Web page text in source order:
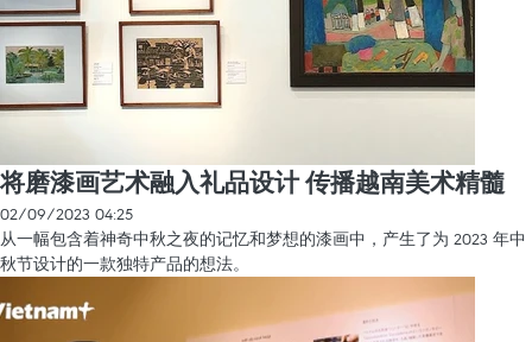
将磨漆画艺术融入礼品设计 传播越南美术精髓
02/09/2023 04:25
从一幅包含着神奇中秋之夜的记忆和梦想的漆画中，产生了为 2023 年中
秋节设计的一款独特产品的想法。